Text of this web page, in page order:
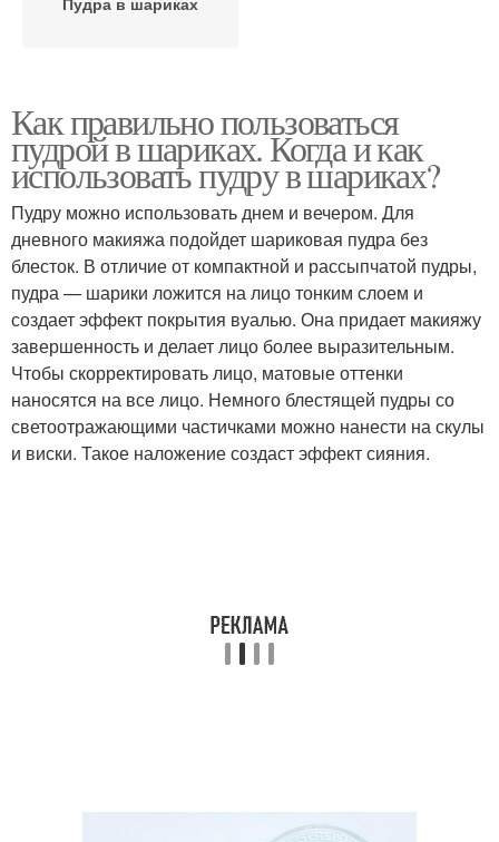
Как правильно пользоваться
пудрой в шариках. Когда и как
использовать пудру в шариках?
Пудру можно использовать днем и вечером. Для
дневного макияжа подойдет шариковая пудра без
блесток. В отличие от компактной и рассыпчатой пудры,
пудра — шарики ложится на лицо тонким слоем и
создает эффект покрытия вуалью. Она придает макияжу
завершенность и делает лицо более выразительным.
Чтобы скорректировать лицо, матовые оттенки
наносятся на все лицо. Немного блестящей пудры со
светоотражающими частичками можно нанести на скулы
и виски. Такое наложение создаст эффект сияния.